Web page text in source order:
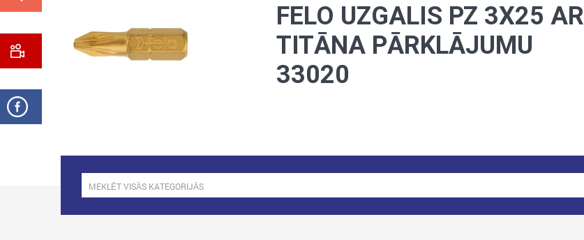
ENKURI,
STIPRINĀJUMI
MONTĀŽAS
LENTAS, NAGLAS
FELO UZGALIS PZ 3X25 AR
TITĀNA PĀRKLĀJUMU
33020